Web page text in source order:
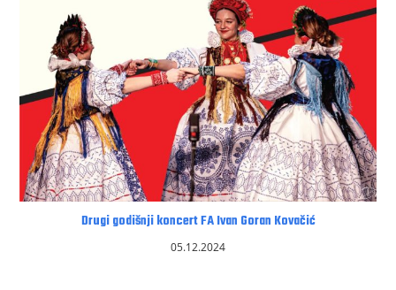
Drugi godišnji koncert FA Ivan Goran Kovačić
05.12.2024